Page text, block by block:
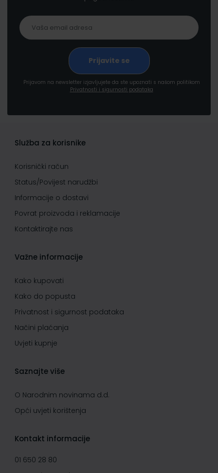
Prijavom na newsletter izjavljujete da ste upoznati s našom politikom
Privatnosti i sigurnosti podataka
Služba za korisnike
Korisnički račun
Status/Povijest narudžbi
Informacije o dostavi
Povrat proizvoda i reklamacije
Kontaktirajte nas
Važne informacije
Kako kupovati
Kako do popusta
Privatnost i sigurnost podataka
Načini plaćanja
Uvjeti kupnje
Saznajte više
O Narodnim novinama d.d.
Opći uvjeti korištenja
Kontakt informacije
01 650 28 80